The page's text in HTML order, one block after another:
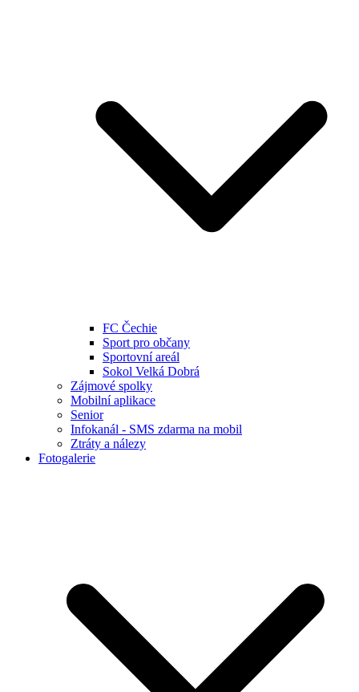
FC Čechie
Sport pro občany
Sportovní areál
Sokol Velká Dobrá
Zájmové spolky
Mobilní aplikace
Senior
Infokanál - SMS zdarma na mobil
Ztráty a nálezy
Fotogalerie